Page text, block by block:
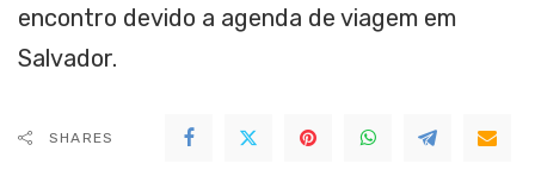
encontro devido a agenda de viagem em
Salvador.
SHARES